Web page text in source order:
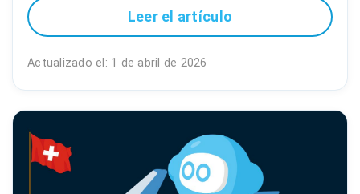
Leer el artículo
Actualizado el: 1 de abril de 2026